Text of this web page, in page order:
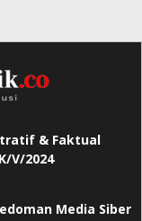
& Faktual
V/2024
Media Siber